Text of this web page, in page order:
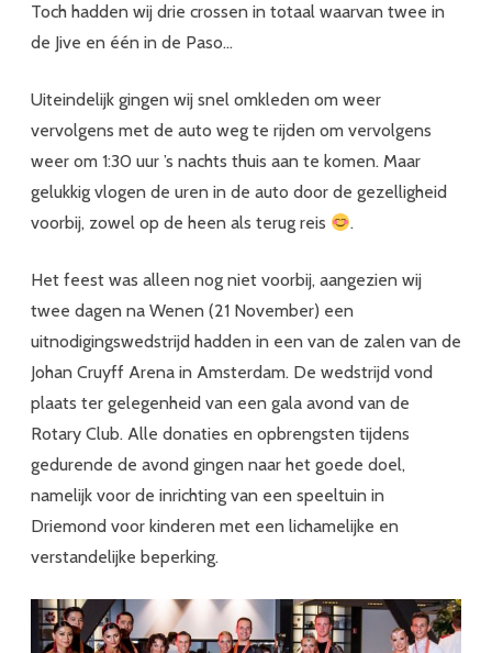
Toch hadden wij drie crossen in totaal waarvan twee in
de Jive en één in de Paso…
Uiteindelijk gingen wij snel omkleden om weer
vervolgens met de auto weg te rijden om vervolgens
weer om 1:30 uur ’s nachts thuis aan te komen. Maar
gelukkig vlogen de uren in de auto door de gezelligheid
voorbij, zowel op de heen als terug reis
.
Het feest was alleen nog niet voorbij, aangezien wij
twee dagen na Wenen (21 November) een
uitnodigingswedstrijd hadden in een van de zalen van de
Johan Cruyff Arena in Amsterdam. De wedstrijd vond
plaats ter gelegenheid van een gala avond van de
Rotary Club. Alle donaties en opbrengsten tijdens
gedurende de avond gingen naar het goede doel,
namelijk voor de inrichting van een speeltuin in
Driemond voor kinderen met een lichamelijke en
verstandelijke beperking.